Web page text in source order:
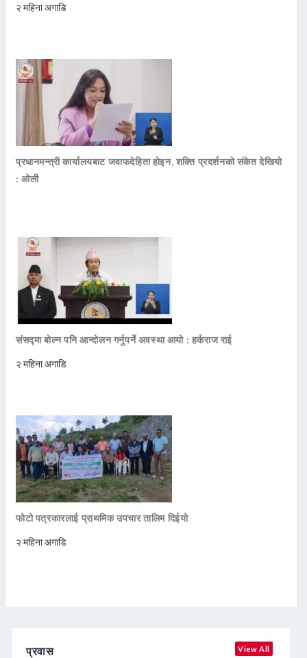
२ महिना अगाडि
प्रधानमन्त्री कार्यालयबाट जवाफदेहिता होइन, शक्ति प्रदर्शनको संकेत देखियो
: ओली
संसद्मा बोल्न पनि आन्दोलन गर्नुपर्ने अवस्था आयो : हर्कराज राई
२ महिना अगाडि
फोटो पत्रकारलाई प्राथमिक उपचार तालिम दिईयो
२ महिना अगाडि
प्रवास View All